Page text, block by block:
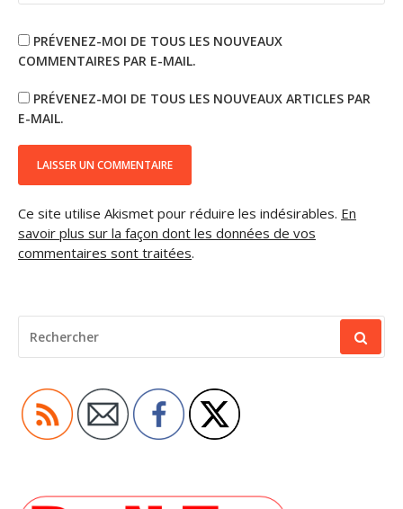
PRÉVENEZ-MOI DE TOUS LES NOUVEAUX
COMMENTAIRES PAR E-MAIL.
PRÉVENEZ-MOI DE TOUS LES NOUVEAUX ARTICLES PAR
E-MAIL.
Ce site utilise Akismet pour réduire les indésirables. En
savoir plus sur la façon dont les données de vos
commentaires sont traitées.
POUR
: